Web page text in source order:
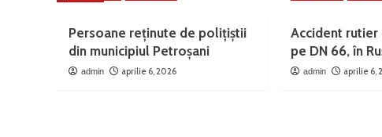
Persoane reținute de polițiștii
din municipiul Petroșani
admin aprilie 6, 2026
Accident rutier
pe DN 66, în
admin aprilie 6,